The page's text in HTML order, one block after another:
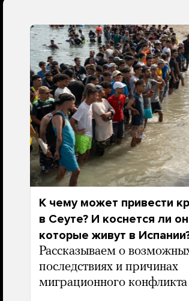
К чему может привести
в Сеуте? И коснется ли
которые живут в
Рассказываем о
последствиях и причинах
миграционного конфликта